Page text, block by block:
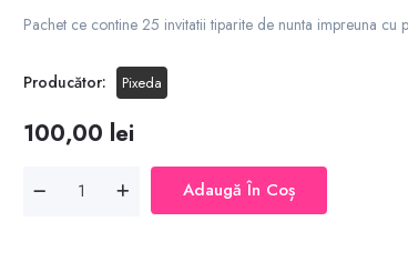
Pachet ce contine 25 invitatii tiparite de nunta impreuna cu
Producător: Pixeda
100,00 lei
Adaugă În Coș